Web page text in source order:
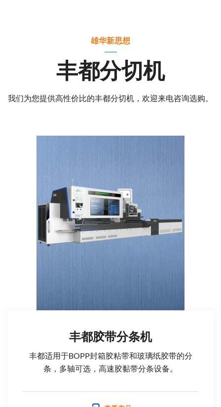
雄华新思想
丰都分切机
我们为您提供高性价比的丰都分切机，欢迎来电咨询选购。
丰都胶带分条机
丰都适用于BOPP封箱胶粘带和玻璃纸胶带的分
条，多轴可选，高速胶黏带分条设备。